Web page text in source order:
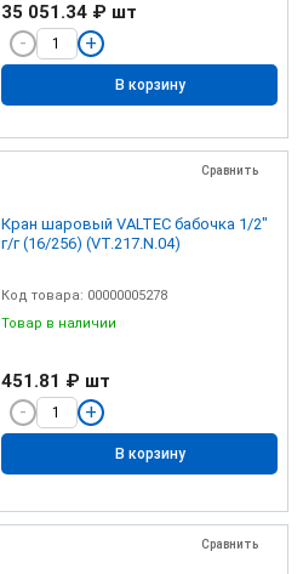
35 051.34 ₽ шт
В корзину
Сравнить
Кран шаровый VALTEC бабочка 1/2"
г/г (16/256) (VT.217.N.04)
Код товара: 00000005278
Товар в наличии
451.81 ₽ шт
В корзину
Сравнить